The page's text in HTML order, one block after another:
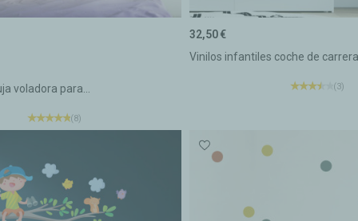
voladora para...
(8)
Vinilos infantiles coche de
32,50 €
(3)